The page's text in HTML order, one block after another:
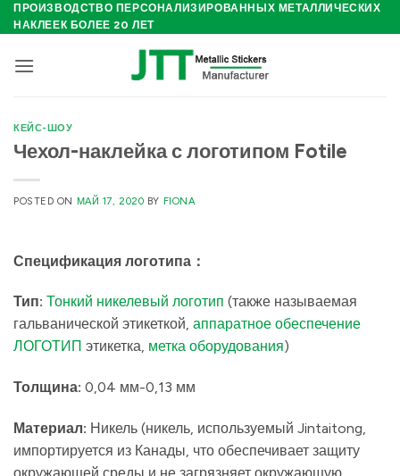
Skip
to
ПРОИЗВОДСТВО ПЕРСОНАЛИЗИРОВАННЫХ МЕТАЛЛИЧЕСКИХ
НАКЛЕЕК БОЛЕЕ 20 ЛЕТ
КЕЙС-ШОУ
Чехол-наклейка с логотипом Fotile
POSTED ON МАЙ 17, 2020 BY FIONA
Спецификация логотипа ：
Тип: Тонкий никелевый логотип (также называемая
гальванической этикеткой, аппаратное обеспечение
ЛОГОТИП этикетка, метка оборудования)
Толщина: 0,04 мм-0,13 мм
Материал: Никель (никель, используемый Jintaitong,
импортируется из Канады, что обеспечивает защиту